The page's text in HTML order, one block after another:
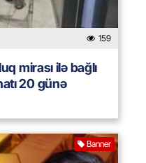
159
mirası ilə bağlı
20 günə
Banner